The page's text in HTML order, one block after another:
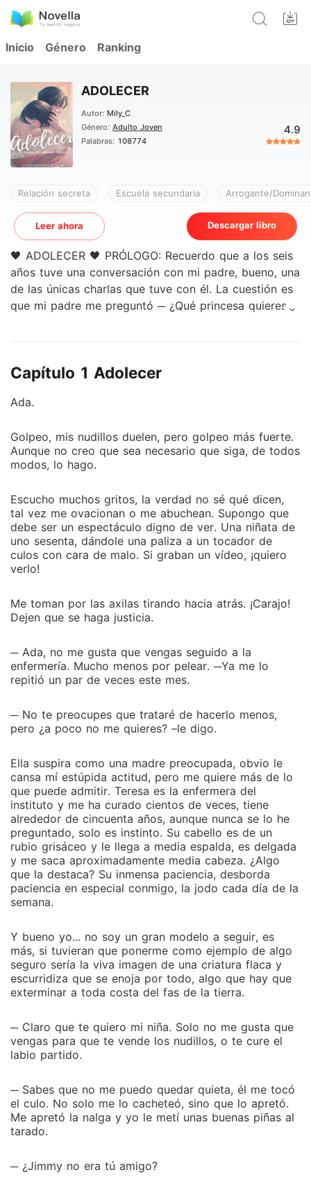
Inicio Género Ranking
ADOLECER
Autor: Mily_C
Género: Adulto Joven
Palabras: 108774
4.9
Relación secreta Escuela secundaria Arrogante/
Leer ahora Descargar libro
🖤 ADOLECER 🖤 PRÓLOGO: Recuerdo que a los seis
años tuve una conversación con mi padre, bueno, una
de las únicas charlas que tuve con él. La cuestión es
que mi padre me preguntó ─ ¿Qué princesa quieres
quería lucir vestidos grandes, rosados y llenos de
tenerme cerca. Sin embargo, le contesté ─ Quiero ser
respuesta estúpida. Con los años, esos momentos se
esfumaron por completo de mi cotidianidad, en su
lugar comencé a llenarme de nubes negras y
misma, y yo soy insoportable. La idea de "ser una
Princesa" siguió importándome una mierda, pero se
intensificaron mis defectos hasta que nadie me
soportó y me encerraron en un internado. Iba en
picada hasta que... un molesto apareció en mi vida. Él
puta princesa y eso me cabreó un montón. ¿Quién
era él para decir esas estupideces? No lo sabía hasta
existencia. Hasta que necesité sus abrazos con todo
mi ser, hasta que quise mirar sus ojos azules todos
los días, hasta que deseaba ser "Su Princesa", aunque
¡ATENCIÓN! Contiene lenguaje sexualizado y
ofensivo, escenas de violencia explícita, escenas
sexuales, consumo ilícito de sustancias, conductas
depresivas, armas blancas, entre otras escenas que
pueden dañar la sensibilidad de algunos lectores. Las
instituciones que se mencionan en la historia son
ficticias, así como su sistema de organización, y
pueden no coincidir con la realidad.
Capítulo 1 Adolecer
Ada.
Golpeo, mis nudillos duelen, pero golpeo más fuerte.
Aunque no creo que sea necesario que siga, de todos
modos, lo hago.
Escucho muchos gritos, la verdad no sé qué dicen,
tal vez me ovacionan o me abuchean. Supongo que
debe ser un espectáculo digno de ver. Una niñata de
uno sesenta, dándole una paliza a un tocador de
culos con cara de malo. Si graban un vídeo, ¡quiero
verlo!
Me toman por las axilas tirando hacia atrás. ¡Carajo!
Dejen que se haga justicia.
─ Ada, no me gusta que vengas seguido a la
enfermería. Mucho menos por pelear. ─Ya me lo
repitió un par de veces este mes.
─ No te preocupes que trataré de hacerlo menos,
pero ¿a poco no me quieres? –le digo.
Ella suspira como una madre preocupada, obvio le
cansa mí estúpida actitud, pero me quiere más de lo
que puede admitir. Teresa es la enfermera del
instituto y me ha curado cientos de veces, tiene
alrededor de cincuenta años, aunque nunca se lo he
preguntado, solo es instinto. Su cabello es de un
rubio grisáceo y le llega a media espalda, es delgada
y me saca aproximadamente media cabeza. ¿Algo
que la destaca? Su inmensa paciencia, desborda
paciencia en especial conmigo, la jodo cada día de la
semana.
Y bueno yo... no soy un gran modelo a seguir, es
más, si tuvieran que ponerme como ejemplo de algo
seguro sería la viva imagen de una criatura flaca y
escurridiza que se enoja por todo, algo que hay que
exterminar a toda costa del fas de la tierra.
─ Claro que te quiero mi niña. Solo no me gusta que
vengas para que te vende los nudillos, o te cure el
labio partido.
─ Sabes que no me puedo quedar quieta, él me tocó
el culo. No solo me lo cacheteó, sino que lo apretó.
Me apretó la nalga y yo le metí unas buenas piñas al
tarado.
─ ¿Jimmy no era tú amigo?